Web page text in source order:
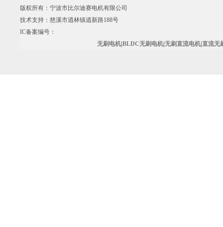
版权所有：宁波市比尔迪赛电机有限公司
技术支持：慈溪市逍林镇逍新路188号
IC备案编号：
无刷电机| BLDC无刷电机| 无刷直流电机| 直流无